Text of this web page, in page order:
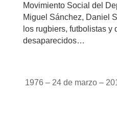
Movimiento Social del
Miguel Sánchez, Daniel
los rugbiers, futbolistas y
desaparecidos…
1976 – 24 de marzo –